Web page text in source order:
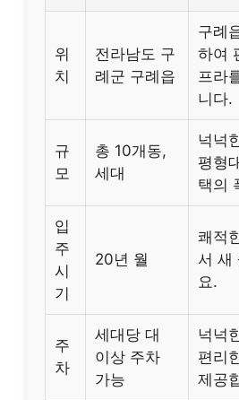
위
치
전라남도 구
례군 구례읍
구례
하여
프라
니다.
규
모
총 10개동,
세대
넉넉
평형
택의
입
주
시
기
20년 월
쾌적
서 새
요.
주
차
세대당 대
이상 주차
가능
넉넉
편리
제공